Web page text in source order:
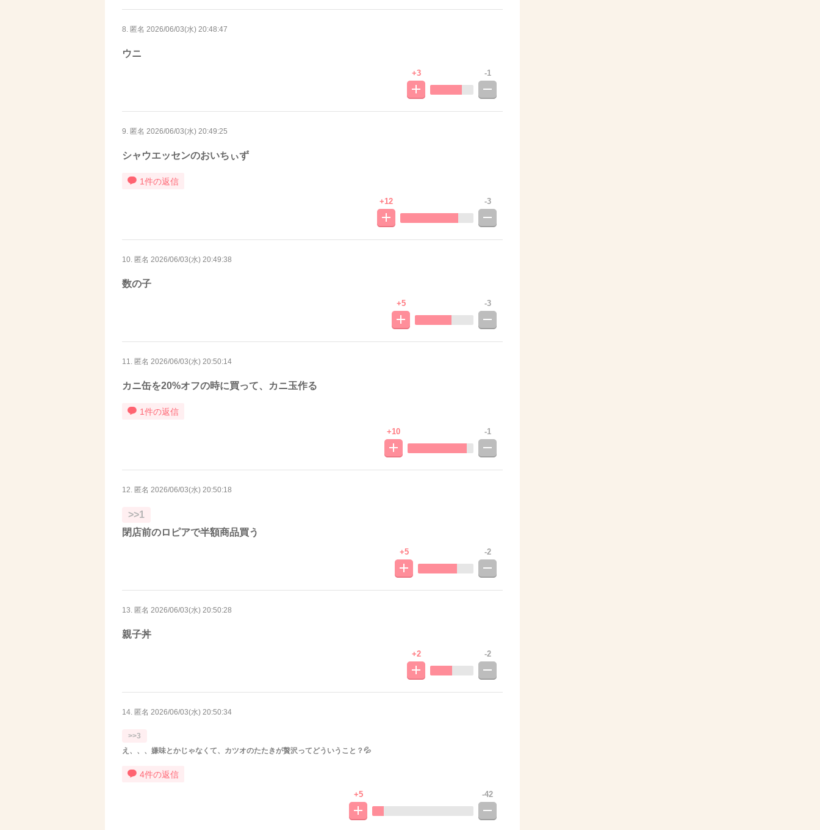
8. 匿名 2026/06/03(水) 20:48:47
ウニ
+3 -1
9. 匿名 2026/06/03(水) 20:49:25
シャウエッセンのおいちぃず
1件の返信
+12 -3
10. 匿名 2026/06/03(水) 20:49:38
数の子
+5 -3
11. 匿名 2026/06/03(水) 20:50:14
カニ缶を20%オフの時に買って、カニ玉作る
1件の返信
+10 -1
12. 匿名 2026/06/03(水) 20:50:18
>>1
閉店前のロピアで半額商品買う
+5 -2
13. 匿名 2026/06/03(水) 20:50:28
親子丼
+2 -2
14. 匿名 2026/06/03(水) 20:50:34
>>3
え、、、嫌味とかじゃなくて、カツオのたたきが贅沢ってどういうこと？💦
4件の返信
+5 -42